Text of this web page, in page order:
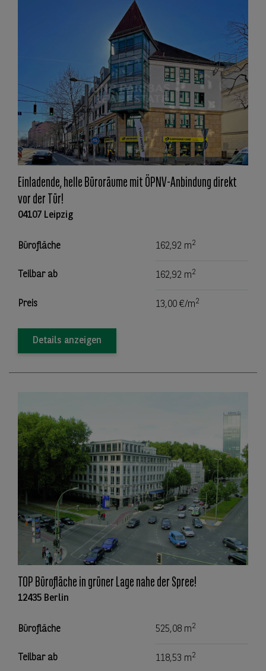
Einladende, helle Büroräume mit ÖPNV-Anbindung direkt
vor der Tür!
04107 Leipzig
Bürofläche 162,92 m2
Teilbar ab 162,92 m2
Preis 13,00 €/m2
Details anzeigen
TOP Bürofläche in grüner Lage nahe der Spree!
12435 Berlin
Bürofläche 525,08 m2
Teilbar ab 118,53 m2